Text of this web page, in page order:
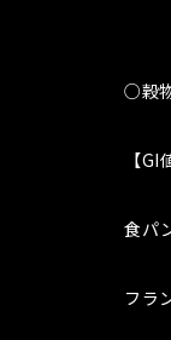
○穀
【GI
食パ
フラ